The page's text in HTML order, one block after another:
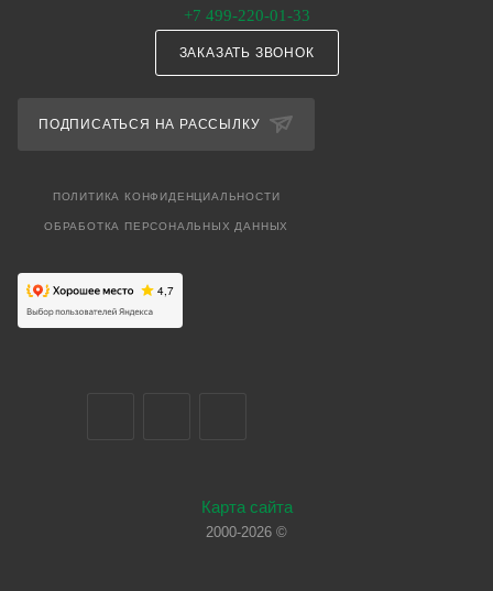
+7 499-220-01-33
ЗАКАЗАТЬ ЗВОНОК
ПОДПИСАТЬСЯ НА РАССЫЛКУ
ПОЛИТИКА КОНФИДЕНЦИАЛЬНОСТИ
ОБРАБОТКА ПЕРСОНАЛЬНЫХ ДАННЫХ
Карта сайта
2000-2026 ©